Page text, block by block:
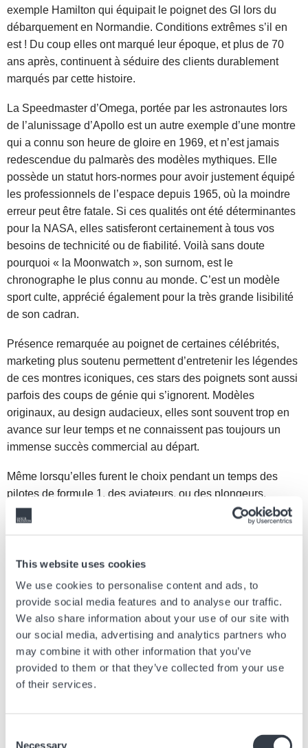
This website uses cookies
We use cookies to personalise content and ads, to
provide social media features and to analyse our traffic.
We also share information about your use of our site with
our social media, advertising and analytics partners who
may combine it with other information that you’ve
provided to them or that they’ve collected from your use
of their services.
Necessary
exemple Hamilton qui équipait le poignet des GI lors du
débarquement en Normandie. Conditions extrêmes s’il en
est ! Du coup elles ont marqué leur époque, et plus de 70
ans après, continuent à séduire des clients durablement
marqués par cette histoire.
La Speedmaster d’Omega, portée par les astronautes lors
de l’alunissage d’Apollo est un autre exemple d’une montre
qui a connu son heure de gloire en 1969, et n’est jamais
redescendue du palmarès des modèles mythiques. Elle
possède un statut hors-normes pour avoir justement équipé
les professionnels de l’espace depuis 1965, où la moindre
erreur peut être fatale. Si ces qualités ont été déterminantes
pour la NASA, elles satisferont certainement à tous vos
besoins de technicité ou de fiabilité. Voilà sans doute
pourquoi « la Moonwatch », son surnom, est le
chronographe le plus connu au monde. C’est un modèle
sport culte, apprécié également pour la très grande lisibilité
de son cadran.
Présence remarquée au poignet de certaines célébrités,
marketing plus soutenu permettent d’entretenir les légendes
de ces montres iconiques, ces stars des poignets sont aussi
parfois des coups de génie qui s’ignorent. Modèles
originaux, au design audacieux, elles sont souvent trop en
avance sur leur temps et ne connaissent pas toujours un
immense succès commercial au départ.
Même lorsqu’elles furent le choix pendant un temps des
pilotes de formule 1, des aviateurs, ou des plongeurs,
comme par exemple pour la Fifthy Fathoms de Blancpain
qui est née en 1953. Première vraie montre de plongée
combat, militaires professionnels. Un petit cercle qu’élargit
le commandant Cousteau. Personnalité publique,
photographiée, filmée avec sa Blancpain au poignet, il
contribua à faire connaitre ce garde-temps auprès des
plongeurs amateurs du monde entier, et des passionnés
d’horlogerie extrême.
L’histoire donnera par la suite des versions successives de